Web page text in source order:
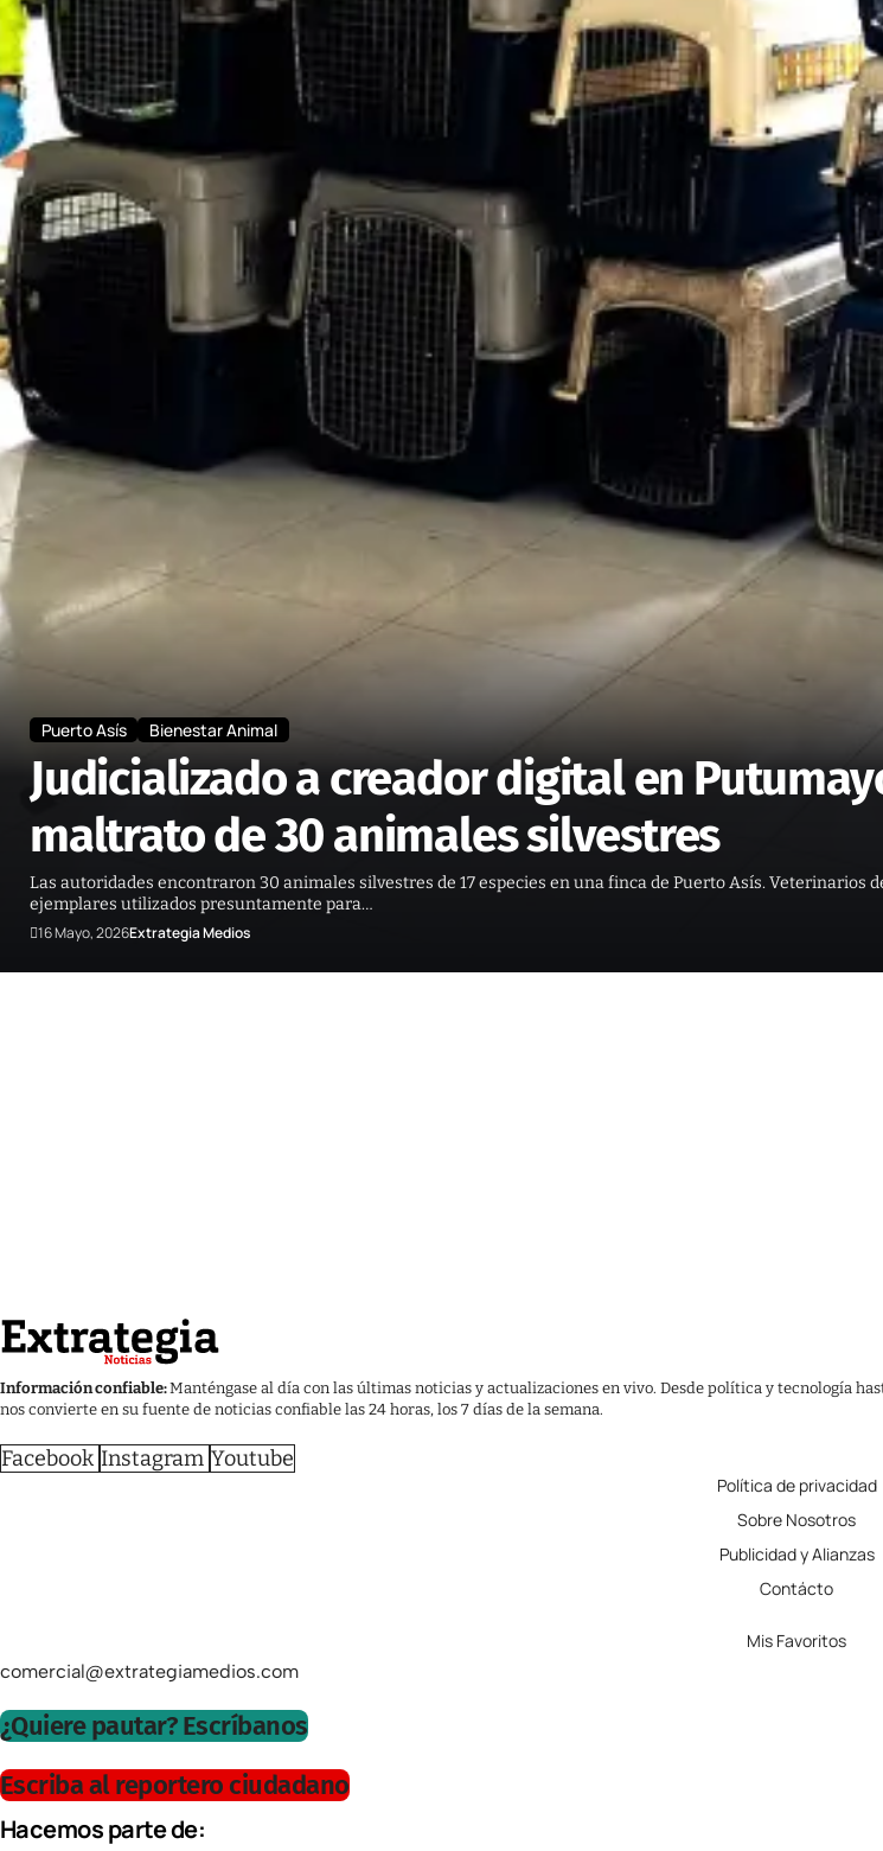
Puerto Asís Bienestar Animal
Judicializado a creador digital en
maltrato de 30 animales silvestres
Las autoridades encontraron 30 animales silvestres de 17 especies en una finca de Puerto Asís.
ejemplares utilizados presuntamente para…
16 Mayo, 2026Extrategia Medios
Información confiable:Manténgase al día con las últimas noticias y actualizaciones en vivo. Desde política y tecnología
nos convierte en su fuente de noticias confiable las 24 horas, los 7 días de la semana.
Facebook Instagram Youtube
Política de privacidad
Sobre Nosotros
Publicidad y Alianzas
Contácto
Mis Favoritos
comercial@extrategiamedios.com
¿Quiere pautar? Escríbanos
Escriba al reportero ciudadano
Hacemos parte de: